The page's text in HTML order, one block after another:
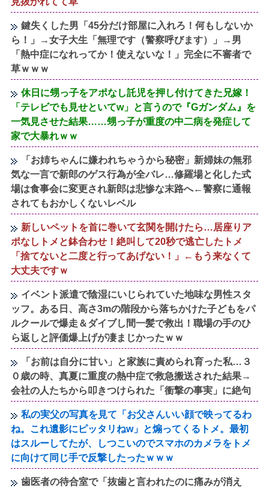
鍵失くした男「45分だけ部屋に入れろ！何もしないか
ら！」→女子大生「無理です（警察呼びます）」→男
「熱中症になれってか！使えないな！」完全に不審者で
草ｗｗｗ
休日に甥っ子をアポなし託児を押し付けてきた兄嫁！
「テレビでも見せといてw」と言うので『Gガンダム』を
一気見させた結果……甥っ子が重度の中二病を発症して
家で大暴れｗｗ
「お姉ちゃんに嫌われちゃうから秘密」新婦妹の無邪
気な一言で新郎のゲス行為が全バレ…修羅場と化した式
場は食事会に変更され新郎は悲惨な末路へ←警察に通報
されてもおかしくないレベル
新しいペットを首に巻いて玄関を開けたら…居座りア
ポなしトメと鉢合わせ！絶叫して20秒で逃亡したトメ
「捨てないと二度と行ってあげない！」←もう来なくて
大丈夫ですｗ
イベント派遣で陰湿にいじられていた地味な男性スタ
ッフ。ある日、高さ3mの階段から落ちかけた子どもをパ
ルクールで爆走＆ダイブし間一髪で救出！職場の手のひ
ら返しと評価爆上げが凄まじかったｗｗ
「お前は自分に甘い」と家族に責められ育った私…３
０歳の時、真夏に重度の熱中症で救急搬送された結果→
会社の人たちから叩きつけられた「衝撃の事実」に絶句
私の実父の写真を見て「お父さんいい顔で映ってるわ
ね。これ遺影にピッタリねw」と煽ってくるトメ。最初
はスルーしてたが、しつこいのでスマホのカメラをトメ
に向けて同じ手で反撃したったｗｗｗ
歯医者の待合室で「抜歯と言われたのに痛みが消え